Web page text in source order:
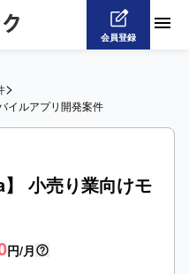
会員登録
>
イルアプリ開発案件
小売り業向けモ
円/月